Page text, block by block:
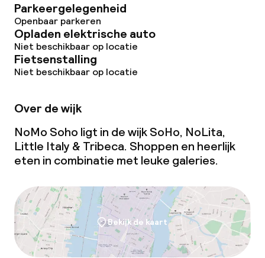
Vergaderruimte
Beleid
Parkeergelegenheid
Openbaar parkeren
Opladen elektrische auto
Niet beschikbaar op locatie
Fietsenstalling
Niet beschikbaar op locatie
Over de wijk
NoMo Soho ligt in de wijk SoHo, NoLita,
Little Italy & Tribeca. Shoppen en heerlijk
eten in combinatie met leuke galeries.
Bekijk de kaart